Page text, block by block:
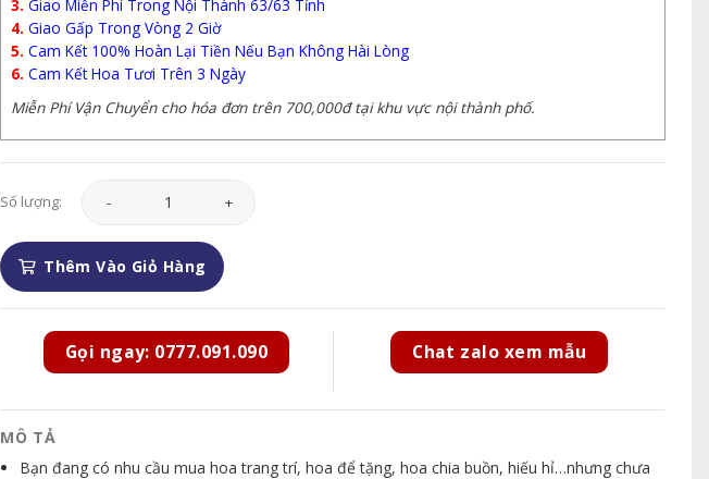
3. Giao Miễn Phí Trong Nội Thành 63/63 Tỉnh
4. Giao Gấp Trong Vòng 2 Giờ
5. Cam Kết 100% Hoàn Lại Tiền Nếu Bạn Không Hài Lòng
6. Cam Kết Hoa Tươi Trên 3 Ngày
Miễn Phí Vận Chuyển cho hóa đơn trên 700,000đ tại khu vực nội thành phố.
Số lượng:
Hoa Tình Yêu - HTY125 số lượng
Thêm Vào Giỏ Hàng
Gọi ngay: 0777.091.090 Chat zalo xem mẫu
MÔ TẢ
Bạn đang có nhu cầu mua hoa trang trí, hoa để tặng, hoa chia buồn, hiếu hỉ…nhưng chưa